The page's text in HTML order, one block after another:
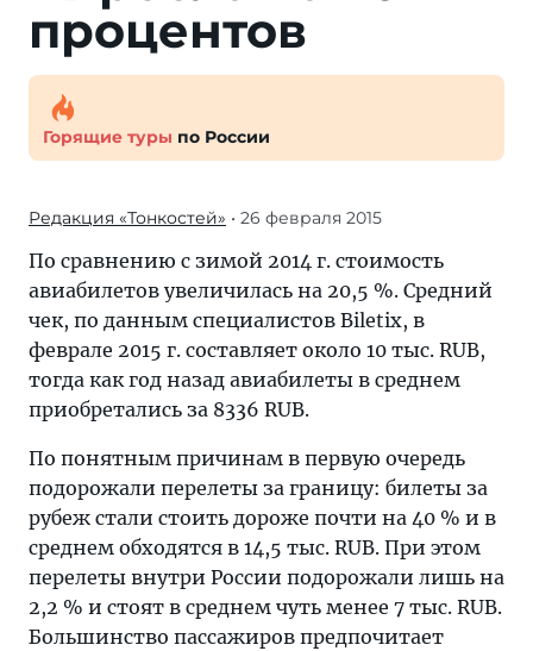
процентов
Горящие туры по России
Редакция «Тонкостей» • 26 февраля 2015
По сравнению с зимой 2014 г. стоимость
авиабилетов увеличилась на 20,5 %. Средний
чек, по данным специалистов Biletix, в
феврале 2015 г. составляет около 10 тыс. RUB,
тогда как год назад авиабилеты в среднем
приобретались за 8336 RUB.
По понятным причинам в первую очередь
подорожали перелеты за границу: билеты за
рубеж стали стоить дороже почти на 40 % и в
среднем обходятся в 14,5 тыс. RUB. При этом
перелеты внутри России подорожали лишь на
2,2 % и стоят в среднем чуть менее 7 тыс. RUB.
Большинство пассажиров предпочитает